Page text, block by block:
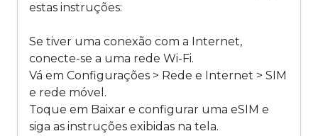
estas instruções:
Se tiver uma conexão com a Internet,
conecte-se a uma rede Wi-Fi.
Vá em Configurações > Rede e Internet > SIM
e rede móvel.
Toque em Baixar e configurar uma eSIM e
siga as instruções exibidas na tela.